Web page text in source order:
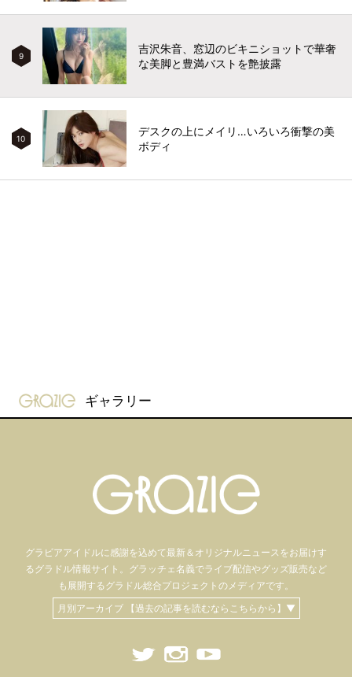
9
吉沢朱音、窓辺のビキニショットで華奢
な美脚と豊満バストを艶披露
10
デスクの上にメイリ…いろいろ衝撃の美
ボディ
gravure-grazie
ギャラリー
グラビアアイドルに感謝を込めて最新＆オリジナルニュースをお届けす
るグラドル情報サイト。 グラッチェ名義でライブ配信やグッズ販売など
も 展開するグラドル総合プロジェクトのメディアです。
月別アーカイブ 【過去の記事を読むならこちらから】▼